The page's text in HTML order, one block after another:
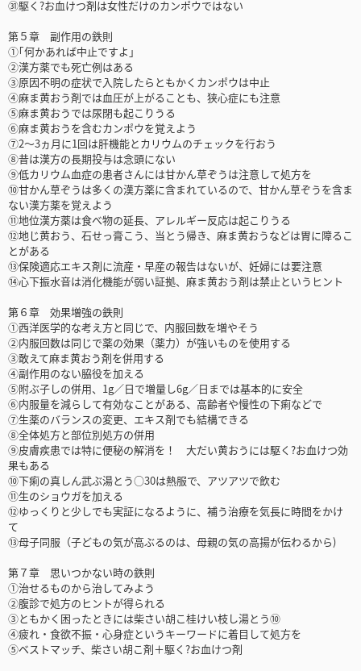
㉛駆く?お血けつ剤は女性だけのカンポウではない
第５章 副作用の鉄則
①｢何かあれば中止ですよ」
②漢方薬でも死亡例はある
③原因不明の症状で入院したらともかくカンポウは中止
④麻ま黄おう剤では血圧が上がることも、狭心症にも注意
⑤麻ま黄おうでは尿閉も起こりうる
⑥麻ま黄おうを含むカンポウを覚えよう
⑦2～3ヵ月に1回は肝機能とカリウムのチェックを行おう
⑧昔は漢方の長期投与は念頭にない
⑨低カリウム血症の患者さんには甘かん草ぞうは注意して処方を
⑩甘かん草ぞうは多くの漢方薬に含まれているので、甘かん草ぞうを含ま
ない漢方薬を覚えよう
⑪地位漢方薬は食べ物の延長、アレルギー反応は起こりうる
⑫地じ黄おう、石せっ膏こう、当とう帰き、麻ま黄おうなどは胃に障るこ
とがある
⑬保険適応エキス剤に流産・早産の報告はないが、妊婦には要注意
⑭心下振水音は消化機能が弱い証拠、麻ま黄おう剤は禁止というヒント
第６章 効果増強の鉄則
①西洋医学的な考え方と同じで、内服回数を増やそう
②内服回数は同じで薬の効果（薬力）が強いものを使用する
③敢えて麻ま黄おう剤を併用する
④副作用のない脇役を加える
⑤附ぶ子しの併用、1g／日で増量し6g／日までは基本的に安全
⑥内服量を減らして有効なことがある、高齢者や慢性の下痢などで
⑦生薬のバランスの変更、エキス剤でも結構できる
⑧全体処方と部位別処方の併用
⑨皮膚疾患では特に便秘の解消を！ 大だい黄おうには駆く?お血けつ効
果もある
⑩下痢の真しん武ぶ湯とう○30は熱服で、アツアツで飲む
⑪生のショウガを加える
⑫ゆっくりと少しでも実証になるように、補う治療を気長に時間をかけ
て
⑬母子同服（子どもの気が高ぶるのは、母親の気の高揚が伝わるから)
第７章 思いつかない時の鉄則
①治せるものから治してみよう
②腹診で処方のヒントが得られる
③ともかく困ったときには柴さい胡こ桂けい枝し湯とう⑩
④疲れ・食欲不振・心身症というキーワードに着目して処方を
⑤ベストマッチ、柴さい胡こ剤＋駆く?お血けつ剤